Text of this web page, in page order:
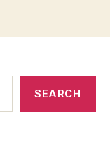
SEARCH